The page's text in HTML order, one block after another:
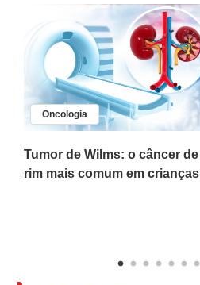
Oncologia
Tumor de Wilms: o câncer de
rim mais comum em crianças